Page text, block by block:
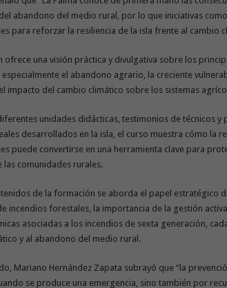
abandono del medio rural, por lo que iniciativas
para reforzar la resiliencia de la isla frente al cambio
ofrece una visión práctica y divulgativa sobre los
especialmente el abandono agrario, la creciente
impacto del cambio climático sobre los sistemas
unidades didácticas, testimonios de técnicos
desarrollados en la isla, el curso muestra cómo la
puede convertirse en una herramienta clave para
las comunidades rurales.
de la formación se aborda el papel estratégico
incendios forestales, la importancia de la gestión
asociadas a los incendios de sexta generación,
y al abandono del medio rural.
Mariano Hernández Zapata subrayó que “la
se produce una emergencia, sino también por